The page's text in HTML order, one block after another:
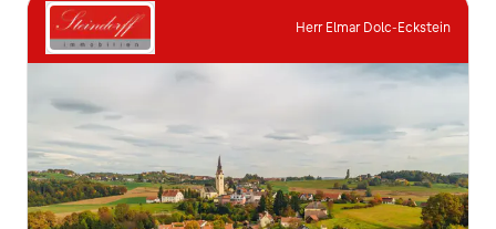
Herr Elmar Dolc-Eckstein